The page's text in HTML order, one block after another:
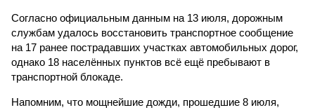
Согласно официальным данным на 13 июля, дорожным
службам удалось восстановить транспортное сообщение
на 17 ранее пострадавших участках автомобильных дорог,
однако 18 населённых пунктов всё ещё пребывают в
транспортной блокаде.
Напомним, что мощнейшие дожди, прошедшие 8 июля,